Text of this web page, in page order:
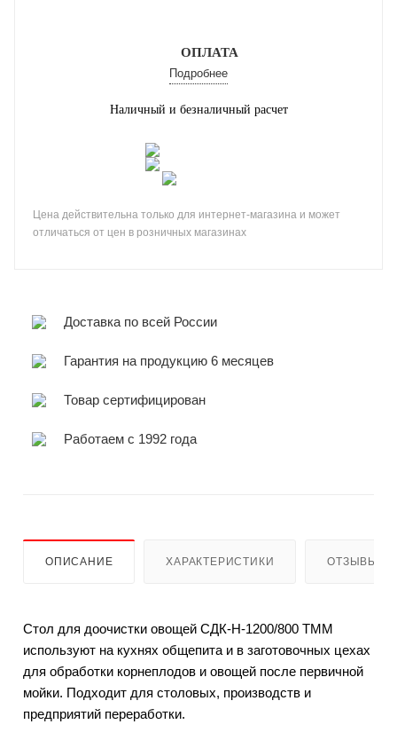
ОПЛАТА
Подробнее
Наличный и безналичный расчет
Цена действительна только для интернет-магазина и может
отличаться от цен в розничных магазинах
Доставка по всей России
Гарантия на продукцию 6 месяцев
Товар сертифицирован
Работаем с 1992 года
ОПИСАНИЕ ХАРАКТЕРИСТИКИ ОТЗЫВЫ
Стол для доочистки овощей СДК-Н-1200/800 ТММ
используют на кухнях общепита и в заготовочных цехах
для обработки корнеплодов и овощей после первичной
мойки. Подходит для столовых, производств и
предприятий переработки.